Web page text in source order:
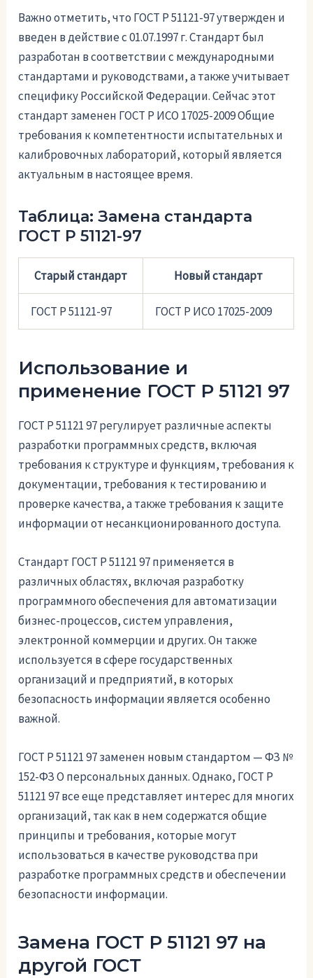
Важно отметить, что ГОСТ Р 51121-97 утвержден и
введен в действие с 01.07.1997 г. Стандарт был
разработан в соответствии с международными
стандартами и руководствами, а также учитывает
специфику Российской Федерации. Сейчас этот
стандарт заменен ГОСТ Р ИСО 17025-2009 Общие
требования к компетентности испытательных и
калибровочных лабораторий, который является
актуальным в настоящее время.
Таблица: Замена стандарта
ГОСТ Р 51121-97
Старый стандарт Новый стандарт
ГОСТ Р 51121-97 ГОСТ Р ИСО 17025-2009
Использование и
применение ГОСТ Р 51121 97
ГОСТ Р 51121 97 регулирует различные аспекты
разработки программных средств, включая
требования к структуре и функциям, требования к
документации, требования к тестированию и
проверке качества, а также требования к защите
информации от несанкционированного доступа.
Стандарт ГОСТ Р 51121 97 применяется в
различных областях, включая разработку
программного обеспечения для автоматизации
бизнес-процессов, систем управления,
электронной коммерции и других. Он также
используется в сфере государственных
организаций и предприятий, в которых
безопасность информации является особенно
важной.
ГОСТ Р 51121 97 заменен новым стандартом — ФЗ №
152-ФЗ О персональных данных. Однако, ГОСТ Р
51121 97 все еще представляет интерес для многих
организаций, так как в нем содержатся общие
принципы и требования, которые могут
использоваться в качестве руководства при
разработке программных средств и обеспечении
безопасности информации.
Замена ГОСТ Р 51121 97 на
другой ГОСТ